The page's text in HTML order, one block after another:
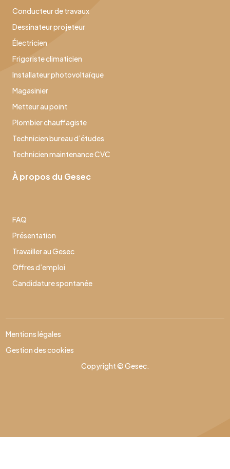
Conducteur de travaux
Dessinateur projeteur
Électricien
Frigoriste climaticien
Installateur photovoltaïque
Magasinier
Metteur au point
Plombier chauffagiste
Technicien bureau d’études
Technicien maintenance CVC
À propos du Gesec
FAQ
Présentation
Travailler au Gesec
Offres d’emploi
Candidature spontanée
Copyright © Gesec.
Mentions légales
Gestion des cookies